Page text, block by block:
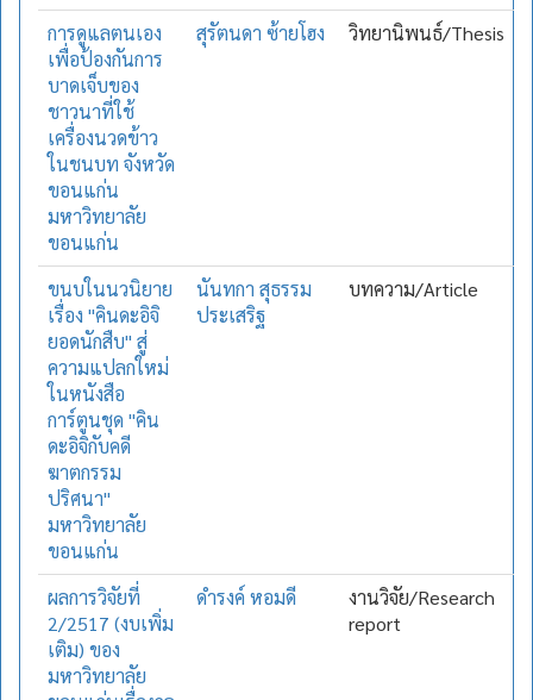
การดูแลตนเอง
เพื่อป้องกันการ
บาดเจ็บของ
ชาวนาที่ใช้
เครื่องนวดข้าว
ในชนบท จังหวัด
ขอนแก่น
มหาวิทยาลัย
ขอนแก่น
สุรัตนดา ซ้ายโฮง วิทยานิพนธ์/Thesis
ขนบในนวนิยาย
เรื่อง "คินดะอิจิ
ยอดนักสืบ" สู่
ความแปลกใหม่
ในหนังสือ
การ์ตูนชุด "คิน
ดะอิจิกับคดี
ฆาตกรรม
ปริศนา"
มหาวิทยาลัย
ขอนแก่น
นันทกา สุธรรม
ประเสริฐ
บทความ/Article
ผลการวิจัยที่
2/2517 (งบเพิ่ม
เติม) ของ
มหาวิทยาลัย
ดำรงค์ หอมดี
งานวิจัย/Research
report